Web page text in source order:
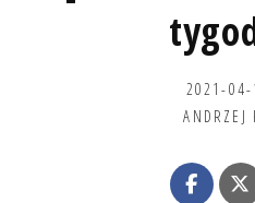
2021-04-
ANDRZEJ